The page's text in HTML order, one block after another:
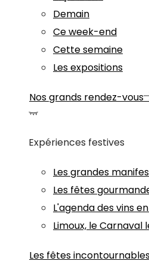
Demain
Ce week-end
Cette semaine
Les expositions
Nos grands rendez-vous
Expériences festives
Les grandes
Les fêtes
L'agenda des vins
Limoux, le Carnaval
Les fêtes